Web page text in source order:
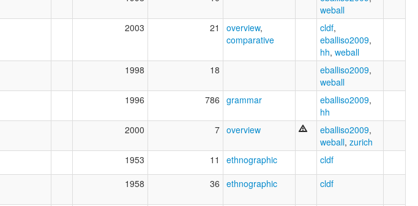
weball
2003 21 overview,
comparative
cldf,
eballiso2009,
hh, weball
1998 18 eballiso2009,
weball
1996 786 grammar eballiso2009,
hh
2000 7 overview eballiso2009,
weball, zurich
1953 11 ethnographic cldf
1958 36 ethnographic cldf